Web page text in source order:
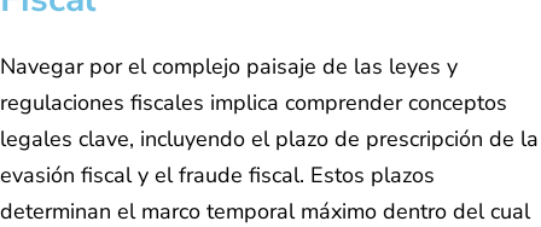
Navegar por el complejo paisaje de las leyes y
regulaciones fiscales implica comprender conceptos
legales clave, incluyendo el plazo de prescripción de la
evasión fiscal y el fraude fiscal. Estos plazos
determinan el marco temporal máximo dentro del cual